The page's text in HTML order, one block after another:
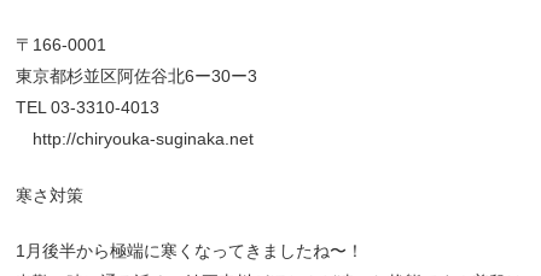
〒166-0001
東京都杉並区阿佐谷北6ー30ー3
TEL 03-3310-4013
http://chiryouka-suginaka.net
寒さ対策
1月後半から極端に寒くなってきましたね〜！